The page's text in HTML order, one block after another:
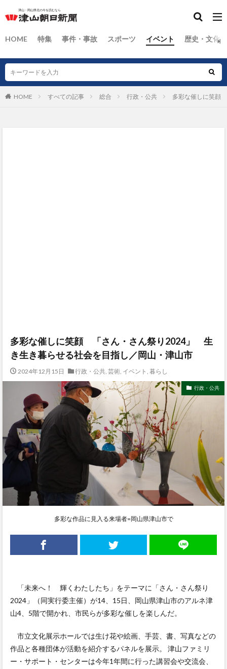
HOME 特集 事件・事故 スポーツ イベント 歴史・文化
HOME すべての記事 総合 行政・公共 多彩な催しに笑顔
多彩な催しに笑顔 「さん・さん祭り2024」 生
き生き暮らせる社会を目指し／岡山・津山市
2024年12月15日 行政・公共 芸術 イベント 暮らし
行政・公共
多彩な作品に見入る来場者=岡山県津山市で
「未来へ！ 輝くわたしたち」をテーマに「さん・さん祭り
2024」（同実行委主催）が14、15日、岡山県津山市のアルネ津
山4、5階で開かれ、市民らが多彩な催しを楽しんだ。
市立文化展示ホールでは生け花や絵画、手芸、書、写真などの
作品と各種団体が活動を紹介するパネルを展示。 津山ファミリ
ー・サポート・センターは今年1年間に行った講習会や交流会、